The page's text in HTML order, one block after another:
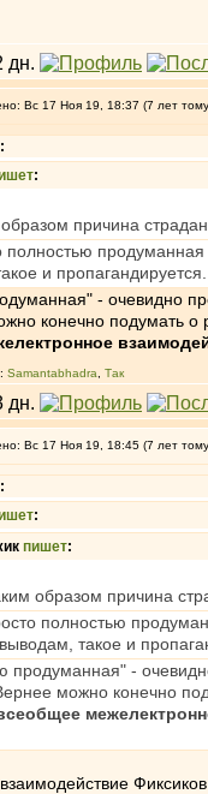
Вс 17 Ноя 19, 18:37 (7 лет
:
:
причина
полностью
и пропагандируется.
- очевидно
конечно подумать о
Samantabhadra Так
Вс 17 Ноя 19, 18:45 (7 лет
:
:
пишет:
образом причина
полностью
такое и
продуманная" -
можно конечно